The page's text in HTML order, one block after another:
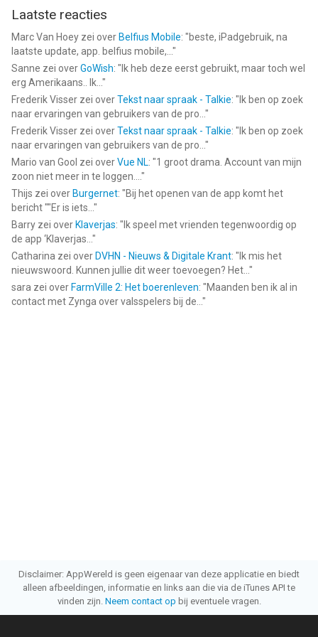
--
Spark Mail: AI-mailassistent van Readdle Technologies Limited
is een app voor iPhone, iPad en iPod touch met iOS versie 16.4
of hoger, geschikt bevonden voor gebruikers met leeftijden
vanaf
Informatie voor Spark Mail: AI-mailassistentis het laatst
vergeleken op 6 Aug om 17:10.
Laatste reacties
Marc Van Hoey zei over Belfius Mobile: "beste, iPadgebruik, na
laatste update, app. belfius mobile,... "
Sanne zei overGoWish: " Ik heb deze eerst gebruikt, maar toch wel
erg Amerikaans.. Ik... "
Frederik Visser zei overTekst naar spraak - Talkie: " Ik ben op zoek
naar ervaringen van gebruikers van de pro... "
Frederik Visser zei overTekst naar spraak - Talkie: " Ik ben op zoek
naar ervaringen van gebruikers van de pro... "
Mario van Gool zei overVue NL: "1 groot drama. Account van mijn
zoon niet meer in te loggen.... "
Thijs zei over Burgernet: "Bij het openen van de app komt het
bericht ""Er is iets... "
Barry zei over Klaverjas: " Ik speel met vrienden tegenwoordig op
de app ‘Klaverjas... "
Catharina zei over DVHN - Nieuws & Digitale Krant: " Ik mis het
nieuwswoord. Kunnen jullie dit weer toevoegen? Het... "
sara zei over FarmVille 2: Het boerenleven: "Maanden ben ik al in
contact met Zynga over valsspelers bij de... "
Disclaimer: AppWereld is geen eigenaar van deze applicatie en biedt
alleen afbeeldingen, informatie en links aan die via de iTunes API te
vinden zijn. Neem contact op bij eventuele vragen.